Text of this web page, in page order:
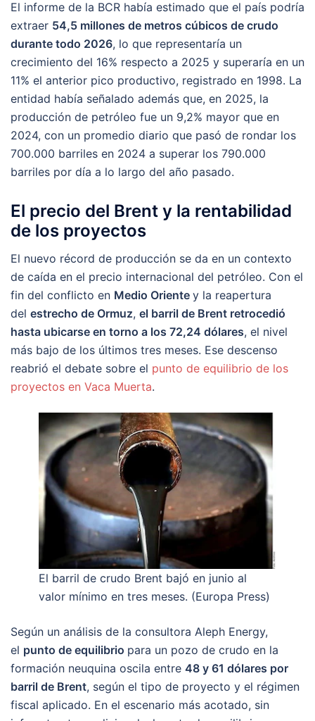
El informe de la BCR había estimado que el país podría
extraer 54,5 millones de metros cúbicos de crudo
durante todo 2026, lo que representaría un
crecimiento del 16% respecto a 2025 y superaría en un
11% el anterior pico productivo, registrado en 1998. La
entidad había señalado además que, en 2025, la
producción de petróleo fue un 9,2% mayor que en
2024, con un promedio diario que pasó de rondar los
700.000 barriles en 2024 a superar los 790.000
barriles por día a lo largo del año pasado.
El precio del Brent y la rentabilidad
de los proyectos
El nuevo récord de producción se da en un contexto
de caída en el precio internacional del petróleo. Con el
fin del conflicto en Medio Oriente y la reapertura
del estrecho de Ormuz, el barril de Brent retrocedió
hasta ubicarse en torno a los 72,24 dólares, el nivel
más bajo de los últimos tres meses. Ese descenso
reabrió el debate sobre el punto de equilibrio de los
proyectos en Vaca Muerta.
El barril de crudo Brent bajó en junio al
valor mínimo en tres meses. (Europa Press)
Según un análisis de la consultora Aleph Energy,
el punto de equilibrio para un pozo de crudo en la
formación neuquina oscila entre 48 y 61 dólares por
barril de Brent, según el tipo de proyecto y el régimen
fiscal aplicado. En el escenario más acotado, sin